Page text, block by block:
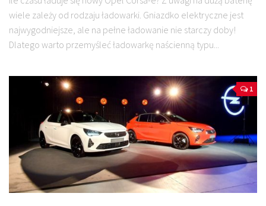
wiele zależy od rodzaju ładowarki. Gniazdko elektryczne jest
najwygodniejsze, ale na pełne ładowanie nie starczy doby!
Dlatego warto przemyśleć ładowarkę naścienną typu...
1